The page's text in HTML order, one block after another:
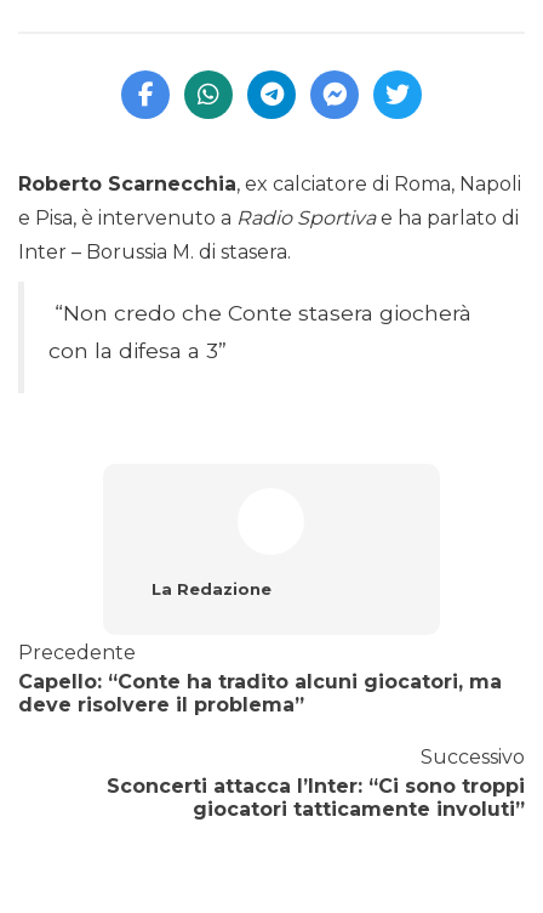
Roberto Scarnecchia, ex calciatore di Roma, Napoli
e Pisa, è intervenuto a Radio Sportivae ha parlato di
Inter – Borussia M. di stasera.
“Non credo che Conte stasera giocherà
con la difesa a 3”
La Redazione
Precedente
Capello: “Conte ha tradito alcuni giocatori, ma
deve risolvere il problema”
Successivo
Sconcerti attacca l’Inter: “Ci sono troppi
giocatori tatticamente involuti”